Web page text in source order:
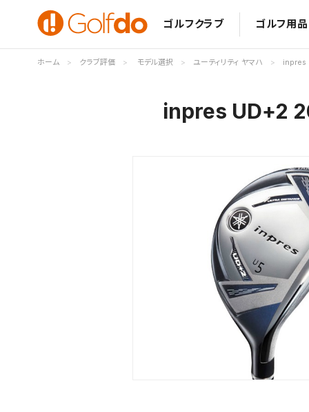
ゴルフクラブ ゴルフ用品
ホーム クラブ評価 モデル選択 ユーティリティ ヤマハ inpres
inpres UD+2